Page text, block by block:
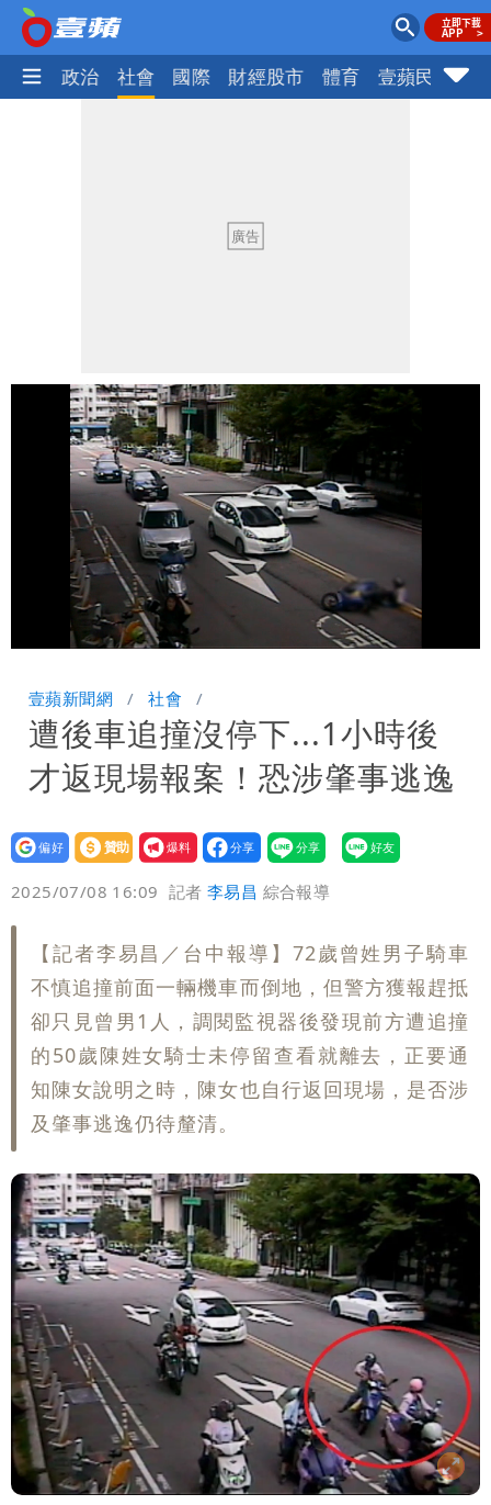
生活 政治 社會 國際 財經股市 體育 壹蘋民調
Unmute
100.00%
壹蘋新聞網 社會
遭後車追撞沒停下...1小時後
才返現場報案！恐涉肇事逃逸
設為
贊助
我要
爆料
2025/07/08 16:09 記者李易昌 綜合報導
【記者李易昌／台中報導】72歲曾姓男子騎車
不慎追撞前面一輛機車而倒地，但警方獲報趕抵
卻只見曾男1人，調閱監視器後發現前方遭追撞
的50歲陳姓女騎士未停留查看就離去，正要通
知陳女說明之時，陳女也自行返回現場，是否涉
及肇事逃逸仍待釐清。